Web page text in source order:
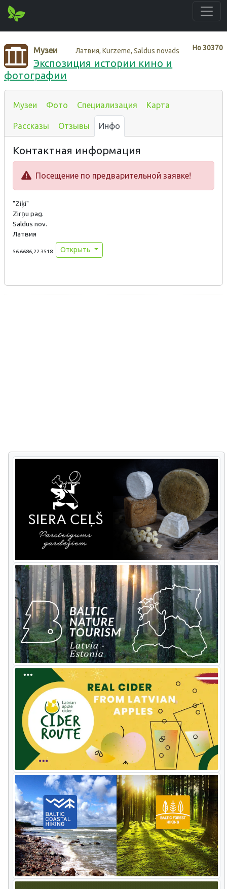
Нo30370
Музеи Латвия, Kurzeme, Saldus novads
Экспозиция истории кино и
фотографии
Музеи Фото Специализация Карта
Рассказы Отзывы Инфо
Контактная информация
Посещение по предварительной заявке!
"Ziķi"
Zirņu pag.
Saldus nov.
Латвия
56.6686,22.3518 Открыть